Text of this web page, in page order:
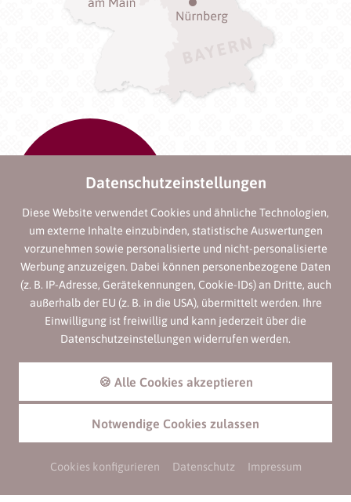
Datenschutzeinstellungen
Diese Website verwendet Cookies und ähnliche Technologien,
um externe Inhalte einzubinden, statistische Auswertungen
vorzunehmen sowie personalisierte und nicht-personalisierte
Werbung anzuzeigen. Dabei können personenbezogene Daten
(z. B. IP-Adresse, Gerätekennungen, Cookie-IDs) an Dritte, auch
außerhalb der EU (z. B. in die USA), übermittelt werden. Ihre
Einwilligung ist freiwillig und kann jederzeit über die
Datenschutzeinstellungen widerrufen werden.
🍪 Alle Cookies akzeptieren
Notwendige Cookies zulassen
Cookies konfigurieren Datenschutz Impressum